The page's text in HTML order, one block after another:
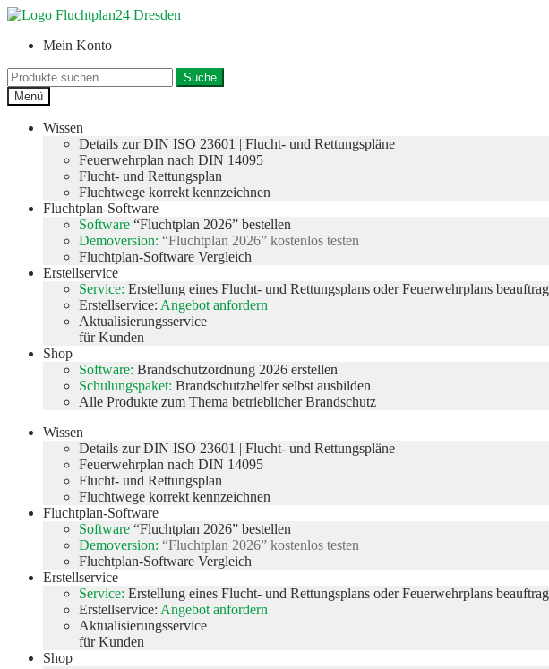
Zur
springen
Zum
springenMein Konto
Suche
nach:
Suche
Menü
Wissen
Details zur DIN ISO 23601 | Flucht- und Rettungspläne
Feuerwehrplan nach DIN 14095
Flucht- und Rettungsplan
Fluchtwege korrekt kennzeichnen
Fluchtplan-Software
Software “Fluchtplan 2026” bestellen
Demoversion: “Fluchtplan 2026” kostenlos testen
Fluchtplan-Software Vergleich
Erstellservice
Service: Erstellung eines Flucht- und Rettungsplans oder Feuerwehrplans
Erstellservice: Angebot anfordern
Aktualisierungsservice
für Kunden
Shop
Software: Brandschutzordnung 2026 erstellen
Schulungspaket: Brandschutzhelfer selbst ausbilden
Alle Produkte zum Thema betrieblicher Brandschutz
Wissen
Details zur DIN ISO 23601 | Flucht- und Rettungspläne
Feuerwehrplan nach DIN 14095
Flucht- und Rettungsplan
Fluchtwege korrekt kennzeichnen
Fluchtplan-Software
Software “Fluchtplan 2026” bestellen
Demoversion: “Fluchtplan 2026” kostenlos testen
Fluchtplan-Software Vergleich
Erstellservice
Service: Erstellung eines Flucht- und Rettungsplans oder Feuerwehrplans
Erstellservice: Angebot anfordern
Aktualisierungsservice
für Kunden
Shop